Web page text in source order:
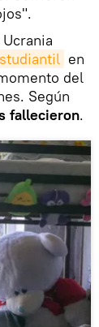
en
del
Según
fallecieron.